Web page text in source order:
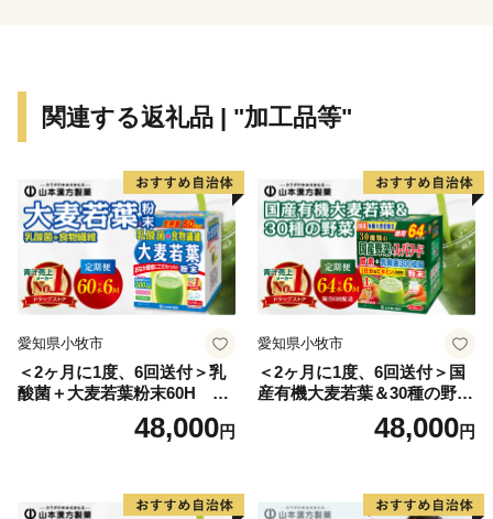
関連する返礼品 | "加工品等"
愛知県小牧市
＜2ヶ月に1度、6回送付＞乳
酸菌＋大麦若葉粉末60H 山
48,000円
愛知県小牧市
＜2ヶ月に1度、6回送付＞国
産有機大麦若葉＆30種の野
菜 山本漢方 定期便
48,000円